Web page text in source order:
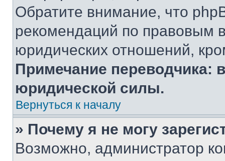
Обратите внимание, что
рекомендаций по правовым
юридических отношений,
Примечание переводчика:
юридической силы.
Вернуться к началу
» Почему я не могу
Возможно, администратор